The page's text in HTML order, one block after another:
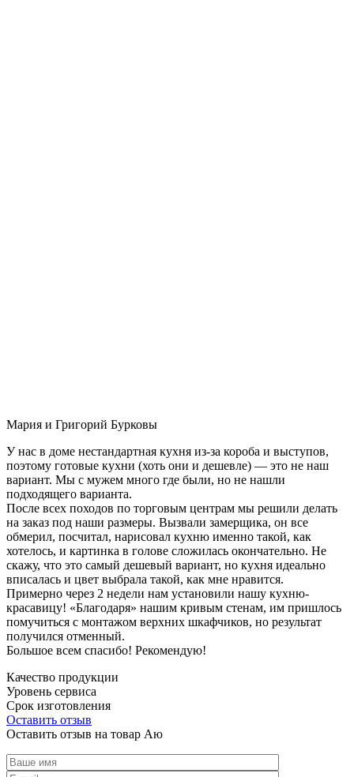
Мария и Григорий Бурковы
У нас в доме нестандартная кухня из-за короба и выступов,
поэтому готовые кухни (хоть они и дешевле) — это не наш
вариант. Мы с мужем много где были, но не нашли
подходящего варианта.
После всех походов по торговым центрам мы решили делать
на заказ под наши размеры. Вызвали замерщика, он все
обмерил, посчитал, нарисовал кухню именно такой, как
хотелось, и картинка в голове сложилась окончательно. Не
скажу, что это самый дешевый вариант, но кухня идеально
вписалась и цвет выбрала такой, как мне нравится.
Примерно через 2 недели нам установили нашу кухню-
красавицу! «Благодаря» нашим кривым стенам, им пришлось
помучиться с монтажом верхних шкафчиков, но результат
получился отменный.
Большое всем спасибо! Рекомендую!
Качество продукции
Уровень сервиса
Срок изготовления
Оставить отзыв
Оставить отзыв на товар Аю